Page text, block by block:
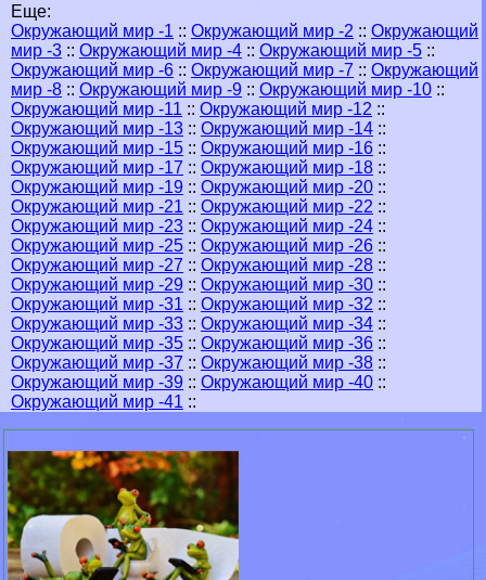
Еще:
Окружающий мир -1 :: Окружающий мир -2 :: Окружающий
мир -3 :: Окружающий мир -4 :: Окружающий мир -5 ::
Окружающий мир -6 :: Окружающий мир -7 :: Окружающий
мир -8 :: Окружающий мир -9 :: Окружающий мир -10 ::
Окружающий мир -11 :: Окружающий мир -12 ::
Окружающий мир -13 :: Окружающий мир -14 ::
Окружающий мир -15 :: Окружающий мир -16 ::
Окружающий мир -17 :: Окружающий мир -18 ::
Окружающий мир -19 :: Окружающий мир -20 ::
Окружающий мир -21 :: Окружающий мир -22 ::
Окружающий мир -23 :: Окружающий мир -24 ::
Окружающий мир -25 :: Окружающий мир -26 ::
Окружающий мир -27 :: Окружающий мир -28 ::
Окружающий мир -29 :: Окружающий мир -30 ::
Окружающий мир -31 :: Окружающий мир -32 ::
Окружающий мир -33 :: Окружающий мир -34 ::
Окружающий мир -35 :: Окружающий мир -36 ::
Окружающий мир -37 :: Окружающий мир -38 ::
Окружающий мир -39 :: Окружающий мир -40 ::
Окружающий мир -41 ::